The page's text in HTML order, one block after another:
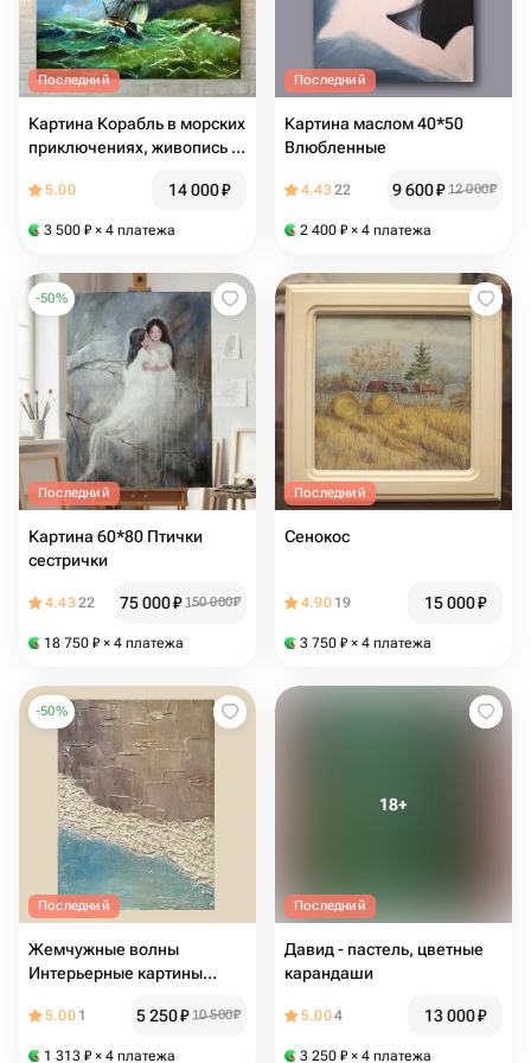
Последний
Картина Корабль в морских
приключениях, живопись в
5.00 14 000₽
3 500 ₽ × 4 платежа
Последний
Картина маслом 40*50
Влюбленные
4.4322 9 600₽ 12 000₽
2 400 ₽ × 4 платежа
-50%
Последний
Картина 60*80 Птички
сестрички
4.4322 75 000₽ 150 000₽
18 750 ₽ × 4 платежа
Последний
Сенокос
4.90 19 15 000₽
3 750 ₽ × 4 платежа
-50%
Последний
Жемчужные волны
Интерьерные картины
картина настольная
5.00 1 5 250₽ 10 500₽
1 313 ₽ × 4 платежа
Последний
Давид - пастель, цветные
карандаши
5.004 13 000₽
3 250 ₽ × 4 платежа